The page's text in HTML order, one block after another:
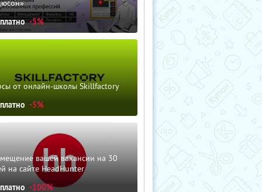
-5%
от онлайн-школы Skillfactory
-5%
вашей вакансии на 30
на сайте HeadHunter
-100%